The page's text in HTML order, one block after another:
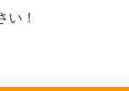
い！